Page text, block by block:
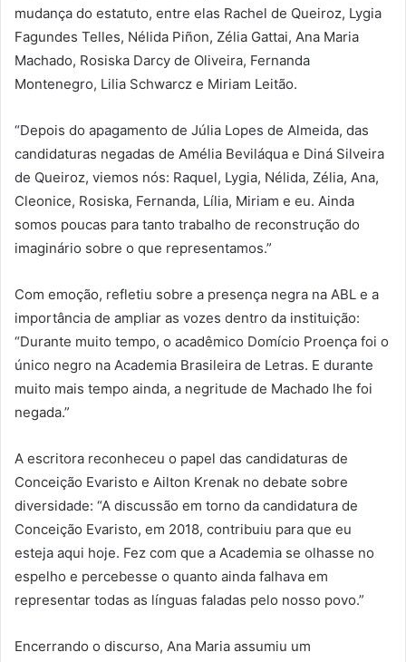
mudança do estatuto, entre elas Rachel de Queiroz, Lygia
Fagundes Telles, Nélida Piñon, Zélia Gattai, Ana Maria
Machado, Rosiska Darcy de Oliveira, Fernanda
Montenegro, Lilia Schwarcz e Miriam Leitão.
“Depois do apagamento de Júlia Lopes de Almeida, das
candidaturas negadas de Amélia Beviláqua e Diná Silveira
de Queiroz, viemos nós: Raquel, Lygia, Nélida, Zélia, Ana,
Cleonice, Rosiska, Fernanda, Lília, Miriam e eu. Ainda
somos poucas para tanto trabalho de reconstrução do
imaginário sobre o que representamos.”
Com emoção, refletiu sobre a presença negra na ABL e a
importância de ampliar as vozes dentro da instituição:
“Durante muito tempo, o acadêmico Domício Proença foi o
único negro na Academia Brasileira de Letras. E durante
muito mais tempo ainda, a negritude de Machado lhe foi
negada.”
A escritora reconheceu o papel das candidaturas de
Conceição Evaristo e Ailton Krenak no debate sobre
diversidade: “A discussão em torno da candidatura de
Conceição Evaristo, em 2018, contribuiu para que eu
esteja aqui hoje. Fez com que a Academia se olhasse no
espelho e percebesse o quanto ainda falhava em
representar todas as línguas faladas pelo nosso povo.”
Encerrando o discurso, Ana Maria assumiu um